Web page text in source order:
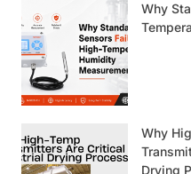
Why
Why
Drying